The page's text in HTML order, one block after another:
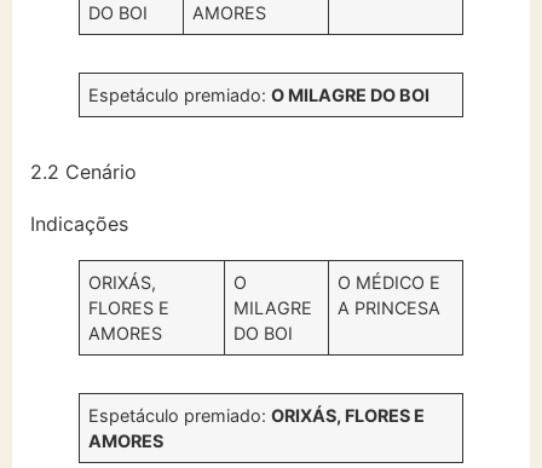
DO BOI
AMORES
Espetáculo premiado:O MILAGRE DO BOI
2.2 Cenário
Indicações
ORIXÁS,
FLORES E
AMORES
O
MILAGRE
DO BOI
O MÉDICO E
A PRINCESA
Espetáculo premiado:ORIXÁS, FLORES E
AMORES